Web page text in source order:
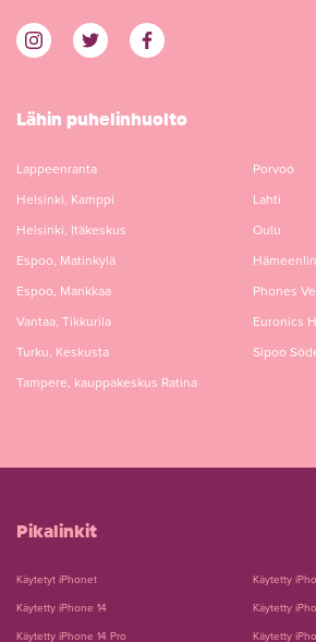
Lähin puhelinhuolto
Lappeenranta
Helsinki, Kamppi
Helsinki, Itäkeskus
Espoo, Matinkylä
Espoo, Mankkaa
Vantaa, Tikkurila
Turku, Keskusta
Tampere, kauppakeskus Ratina
Porvoo
Lahti
Oulu
Phones
Euronics
Sipoo
Pikalinkit
Käytetyt iPhonet
Käytetty iPhone 14
Käytetty iPhone 14 Pro
Käytetty
Käytetty
Käytetty